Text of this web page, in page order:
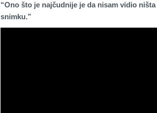
“Ono što je najčudnije je da nisam vidio
snimku.”